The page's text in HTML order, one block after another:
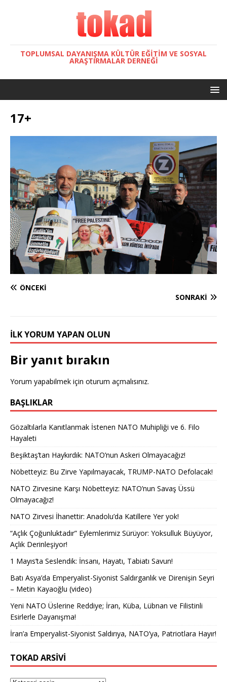
TOPLUMSAL DAYANIŞMA KÜLTÜR EĞITIM VE SOSYAL
ARAŞTIRMALAR DERNEĞI
17+
ÖNCEKI
SONRAKI
İLK YORUM YAPAN OLUN
Bir yanıt bırakın
Yorum yapabilmek için oturum açmalısınız.
BAŞLIKLAR
Gözaltılarla Kanıtlanmak İstenen NATO Muhipliği ve 6. Filo
Hayaleti
Beşiktaş’tan Haykırdık: NATO’nun Askeri Olmayacağız!
Nöbetteyiz: Bu Zirve Yapılmayacak, TRUMP-NATO Defolacak!
NATO Zirvesine Karşı Nöbetteyiz: NATO’nun Savaş Üssü
Olmayacağız!
NATO Zirvesi İhanettir: Anadolu’da Katillere Yer yok!
“Açlık Çoğunluktadır” Eylemlerimiz Sürüyor: Yoksulluk Büyüyor,
Açlık Derinleşiyor!
1 Mayıs’ta Seslendik: İnsanı, Hayatı, Tabiatı Savun!
Batı Asya’da Emperyalist-Siyonist Saldırganlık ve Direnişin Seyri
– Metin Kayaoğlu (video)
Yeni NATO Üslerine Reddiye; İran, Küba, Lübnan ve Filistinli
Esirlerle Dayanışma!
İran’a Emperyalist-Siyonist Saldırıya, NATO’ya, Patriotlara Hayır!
TOKAD ARSIVI